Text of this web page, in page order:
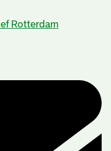
Rotterdam